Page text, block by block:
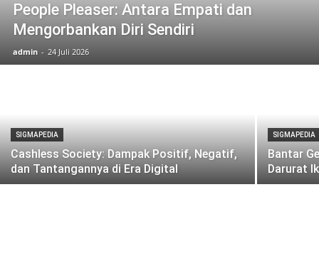
People Pleaser: Antara Empati dan
Mengorbankan Diri Sendiri
admin - 24 Juli 2026
SIGMAPEDIA
Cashless Society: Dampak Positif, Negatif,
dan Tantangannya di Era Digital
SIGMAPEDIA
Bantar
Darurat